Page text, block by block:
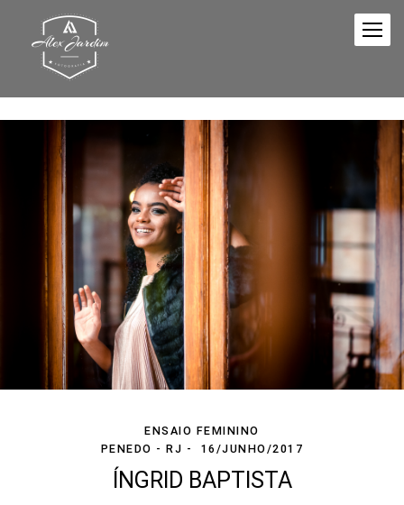
ENSAIO FEMININO
PENEDO - RJ
16/JUNHO/2017
ÍNGRID BAPTISTA